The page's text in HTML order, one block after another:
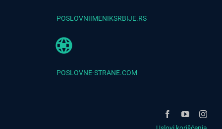
POSLOVNIIMENIKSRBIJE.RS
POSLOVNE-STRANE.COM